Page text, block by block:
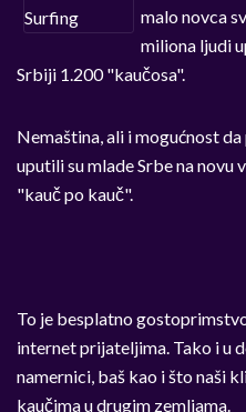
malo novca
miliona ljudi
Srbiji 1.200 "kaučosa".
Nemaština, ali i mogućnost
uputili su mlade Srbe na novu
"kauč po kauč".
To je besplatno
internet prijateljima. Tako i u
namernici, baš kao i što naši
kaučima u drugim zemljama.